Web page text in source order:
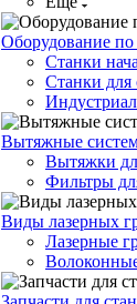
Оборудование
Cтанки
Станки для
Вытяжные
Вытяжки
Фильтры
Виды лазерных
Лазерные